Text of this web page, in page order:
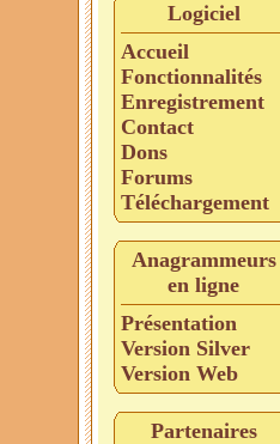
Logiciel
Accueil
Fonctionnalités
Enregistrement
Contact
Dons
Forums
Téléchargement
Anagrammeurs
en ligne
Présentation
Version Silver
Version Web
Partenaires